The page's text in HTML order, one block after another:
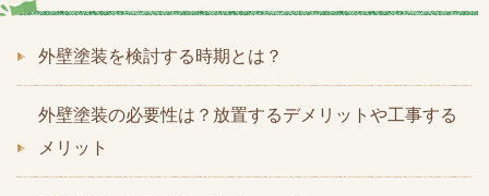
外壁塗装を検討する時期とは？
外壁塗装の必要性は？放置するデメリットや工事する
メリット